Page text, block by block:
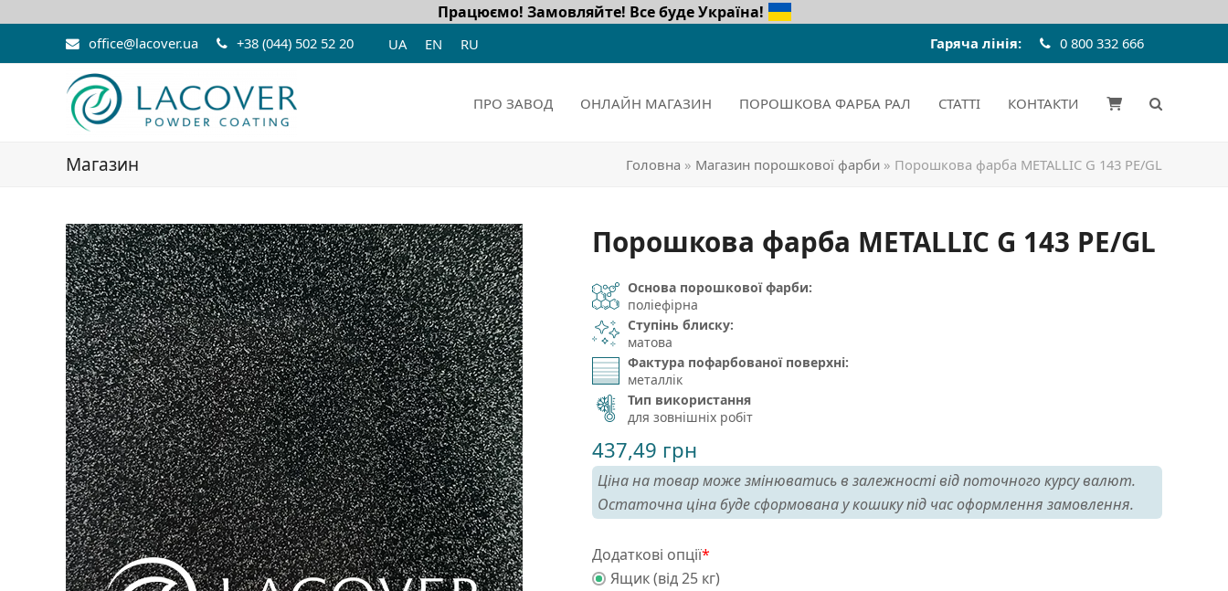
Працюємо! Замовляйте! Все буде Україна!
office@lacover.ua +38 (044) 502 52 20 UA EN RU Гаряча лінія: 0 800 332 666
ПРО ЗАВОД ОНЛАЙН МАГАЗИН ПОРОШКОВА ФАРБА РАЛ СТАТТІ КОНТАКТИ
Магазин Головна » Магазин порошкової фарби » Порошкова фарба METALLIC G 143 PE/GL
Порошкова фарба METALLIC G 143 PE/GL
Основа порошкової фарби:
поліефірна
Ступінь блиску:
матова
Фактура пофарбованої поверхні:
металлік
Тип використання
для зовнішніх робіт
437,49 грн
Ціна на товар може змінюватись в залежності від поточного курсу валют.
Остаточна ціна буде сформована у кошику під час оформлення замовлення.
Додаткові опції*
Ящик (від 25 кг)